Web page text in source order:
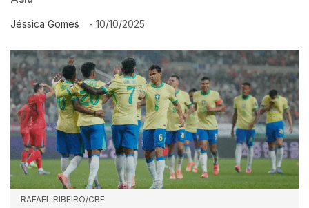
Jéssica Gomes - 10/10/2025
RAFAEL RIBEIRO/CBF